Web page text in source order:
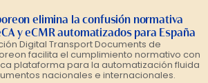
elimina la confusión normativa
y eCMR automatizados para España
Digital Transport Documents de
facilita el cumplimiento normativo con
plataforma para la automatización fluida
nacionales e internacionales.